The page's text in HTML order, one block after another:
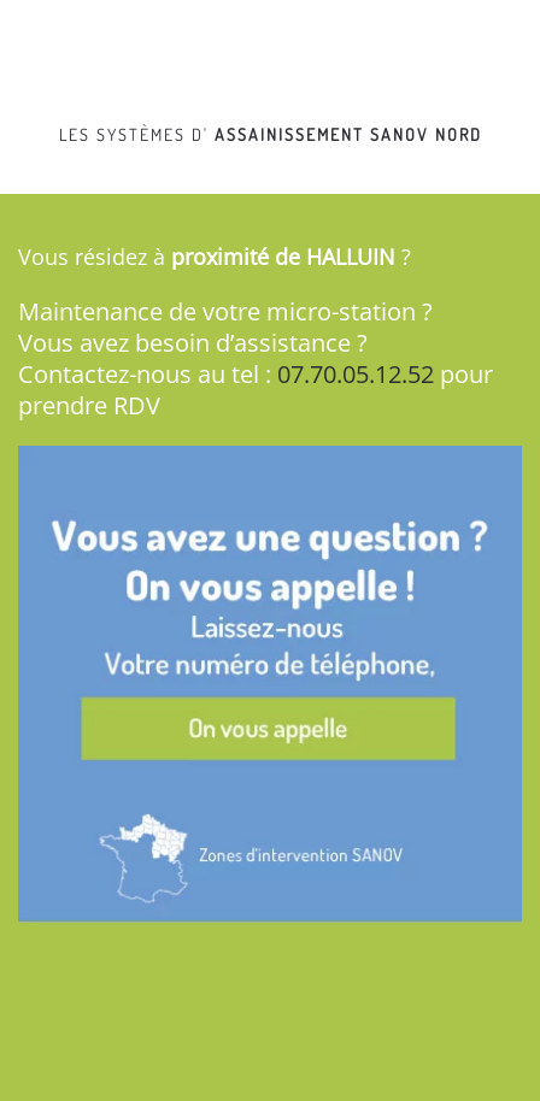
LES SYSTÈMES D' ASSAINISSEMENT SANOV NORD
Vous résidez à proximité de HALLUIN ?
Maintenance de votre micro-station ?
Vous avez besoin d’assistance ?
Contactez-nous au tel : 07.70.05.12.52 pour
prendre RDV